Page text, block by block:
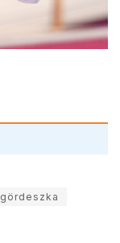
gördeszka